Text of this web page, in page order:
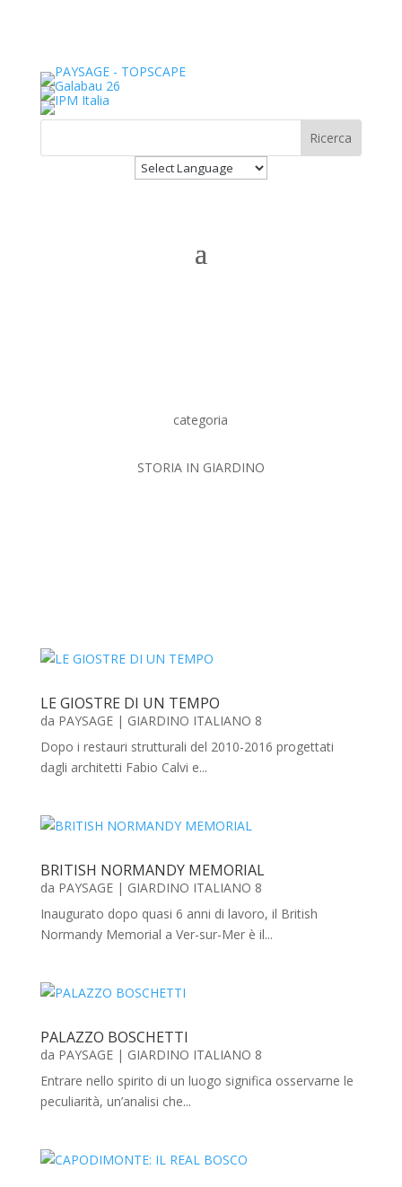
categoria
STORIA IN GIARDINO
LE GIOSTRE DI UN TEMPO
da PAYSAGE| GIARDINO ITALIANO 8
Dopo i restauri strutturali del 2010-2016 progettati
dagli architetti Fabio Calvi e...
BRITISH NORMANDY MEMORIAL
da PAYSAGE| GIARDINO ITALIANO 8
Inaugurato dopo quasi 6 anni di lavoro, il British
Normandy Memorial a Ver-sur-Mer è il...
PALAZZO BOSCHETTI
da PAYSAGE| GIARDINO ITALIANO 8
Entrare nello spirito di un luogo significa osservarne le
peculiarità, un’analisi che...